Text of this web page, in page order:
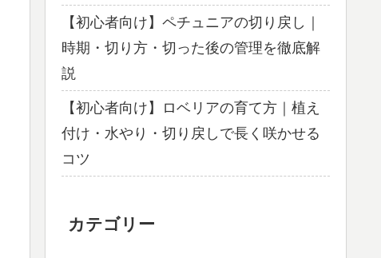
【初心者向け】ペチュニアの切り戻し｜
時期・切り方・切った後の管理を徹底解
説
【初心者向け】ロベリアの育て方｜植え
付け・水やり・切り戻しで長く咲かせる
コツ
カテゴリー